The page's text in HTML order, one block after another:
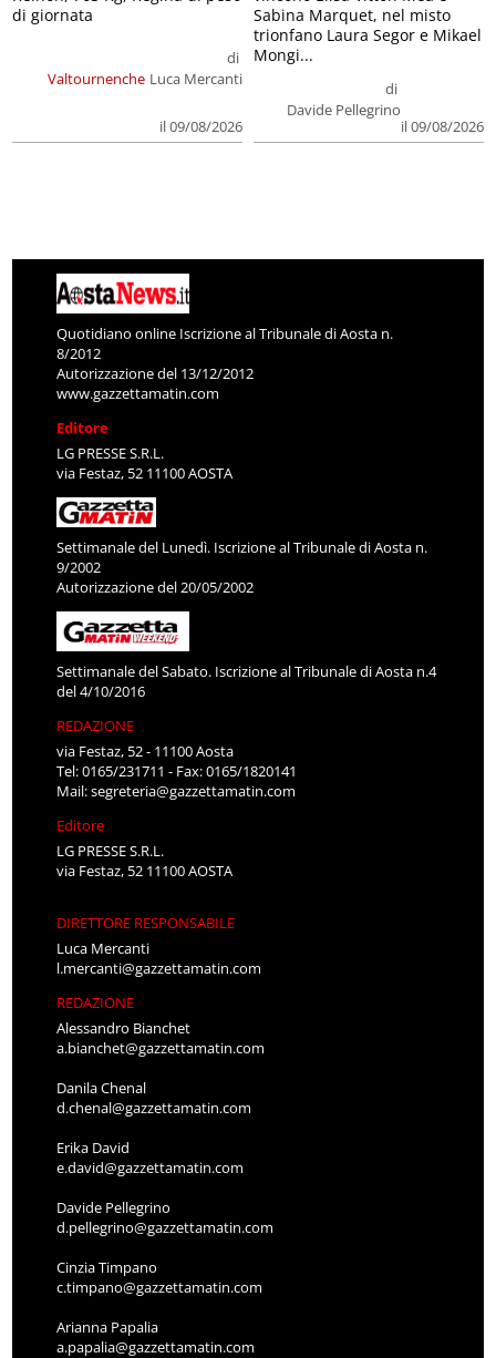
Valtournenche
di
Luca Mercanti
il 09/08/2026
di giornata
di
Davide Pellegrino
il 09/08/2026
Sabina Marquet, nel misto
trionfano Laura Segor e Mikael
Mongi...
Quotidiano online Iscrizione al Tribunale di Aosta n.
8/2012
Autorizzazione del 13/12/2012
www.gazzettamatin.com
Editore
LG PRESSE S.R.L.
via Festaz, 52 11100 AOSTA
Settimanale del Lunedì. Iscrizione al Tribunale di Aosta n.
9/2002
Autorizzazione del 20/05/2002
Settimanale del Sabato. Iscrizione al Tribunale di Aosta n.4
del 4/10/2016
REDAZIONE
via Festaz, 52 - 11100 Aosta
Tel: 0165/231711 - Fax: 0165/1820141
Mail:segreteria@gazzettamatin.com
Editore
LG PRESSE S.R.L.
via Festaz, 52 11100 AOSTA
DIRETTORE RESPONSABILE
Luca Mercanti
l.mercanti@gazzettamatin.com
REDAZIONE
Alessandro Bianchet
a.bianchet@gazzettamatin.com
Danila Chenal
d.chenal@gazzettamatin.com
Erika David
e.david@gazzettamatin.com
Davide Pellegrino
d.pellegrino@gazzettamatin.com
Cinzia Timpano
c.timpano@gazzettamatin.com
Arianna Papalia
a.papalia@gazzettamatin.com